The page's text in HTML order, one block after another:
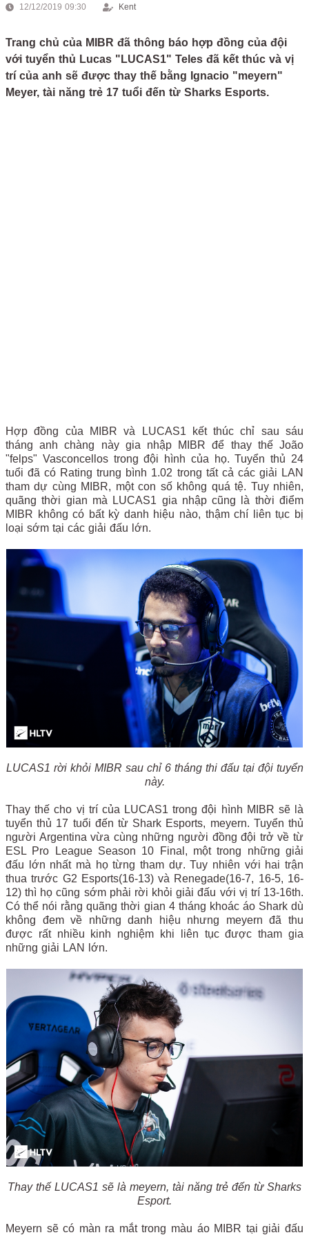
12/12/2019 09:30 Kent
Trang chủ của MIBR đã thông báo hợp đồng của đội
với tuyển thủ Lucas "LUCAS1" Teles đã kết thúc và vị
trí của anh sẽ được thay thế bằng Ignacio "meyern"
Meyer, tài năng trẻ 17 tuổi đến từ Sharks Esports.
Hợp đồng của MIBR và LUCAS1 kết thúc chỉ sau sáu
tháng anh chàng này gia nhập MIBR để thay thế João
"felps" Vasconcellos trong đội hình của họ. Tuyển thủ 24
tuổi đã có Rating trung bình 1.02 trong tất cả các giải LAN
tham dự cùng MIBR, một con số không quá tệ. Tuy nhiên,
quãng thời gian mà LUCAS1 gia nhập cũng là thời điểm
MIBR không có bất kỳ danh hiệu nào, thậm chí liên tục bị
loại sớm tại các giải đấu lớn.
LUCAS1 rời khỏi MIBR sau chỉ 6 tháng thi đấu tại đội tuyển
này.
Thay thế cho vị trí của LUCAS1 trong đội hình MIBR sẽ là
tuyển thủ 17 tuổi đến từ Shark Esports, meyern. Tuyển thủ
người Argentina vừa cùng những người đồng đội trở về từ
ESL Pro League Season 10 Final, một trong những giải
đấu lớn nhất mà họ từng tham dự. Tuy nhiên với hai trận
thua trước G2 Esports(16-13) và Renegade(16-7, 16-5, 16-
12) thì họ cũng sớm phải rời khỏi giải đấu với vị trí 13-16th.
Có thể nói rằng quãng thời gian 4 tháng khoác áo Shark dù
không đem về những danh hiệu nhưng meyern đã thu
được rất nhiều kinh nghiệm khi liên tục được tham gia
những giải LAN lớn.
Thay thế LUCAS1 sẽ là meyern, tài năng trẻ đến từ Sharks
Esport.
Meyern sẽ có màn ra mắt trong màu áo MIBR tại giải đấu